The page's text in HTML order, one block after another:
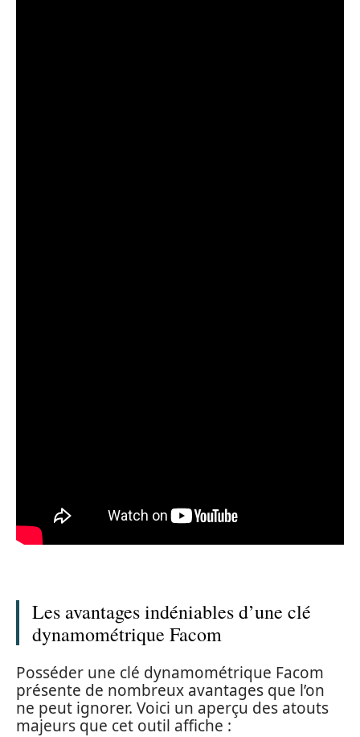
Les avantages indéniables d’une clé
dynamométrique Facom
Posséder une clé dynamométrique Facom
présente de nombreux avantages que l’on
ne peut ignorer. Voici un aperçu des atouts
majeurs que cet outil affiche :